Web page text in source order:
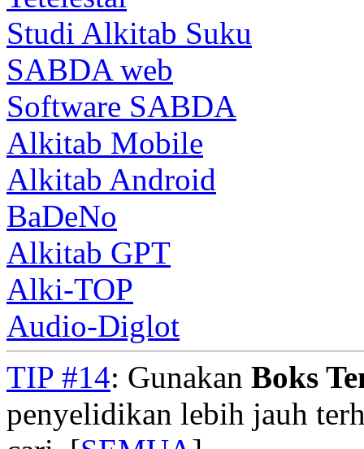
Studi Alkitab Suku
SABDA web
Software SABDA
Alkitab Mobile
Alkitab Android
BaDeNo
Alkitab GPT
Alki-TOP
Audio-Diglot
TIP #14: Gunakan Boks
penyelidikan lebih jauh